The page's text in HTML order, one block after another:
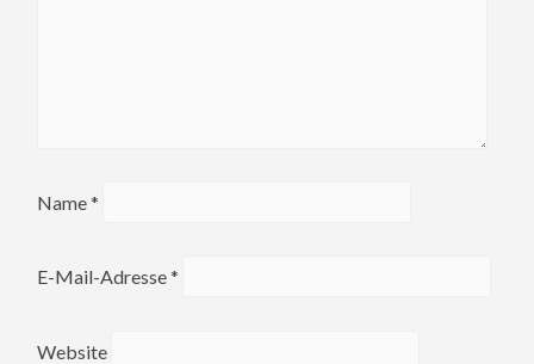
Name*
E-Mail-Adresse*
Website